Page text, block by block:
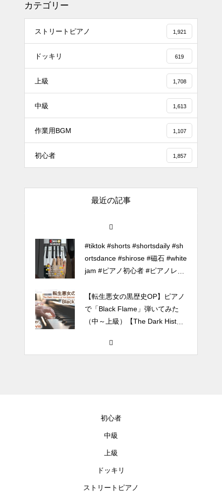
カテゴリー
ストリートピアノ 1,921
ドッキリ 619
上級 1,708
中級 1,613
作業用BGM 1,107
初心者 1,857
最近の記事
jam #ピアノ初心者 #ピアノレッ
スン #piano #ピアノ
【転生悪女の黒歴史OP】ピアノ
で「Black Flame」弾いてみた
（中～上級）【The Dark History
of the Reincarnated Villainess】
ほぼ日1フレーズ THE BLUE H
冬の夜に響く温かい音楽 🎄🎹 #
冬の音楽 #クリスマス #心温まる
千葉県／イオンモール千葉ニュ
#tiktok #shorts #shortsdaily #sh
ortsdance #shirose #磁石 #white
jam #ピアノ初心者 #ピアノレッ
【転生悪女の黒歴史OP】ピアノ
で「Black Flame」弾いてみた
（中～上級）【The Dark History
ほぼ日1フレーズ THE BLUE H
冬の音楽 #クリスマス #心温まる
千葉県／イオンモール千葉ニュ
初心者
中級
上級
ドッキリ
ストリートピアノ